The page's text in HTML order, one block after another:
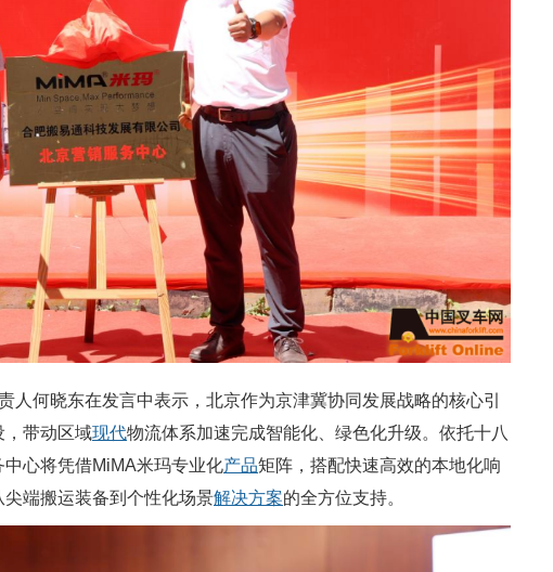
人何晓东在发言中表示，北京作为京津冀协同发展战略的核心引
，带动区域现代物流体系加速完成智能化、绿色化升级。依托十八
心将凭借MiMA米玛专业化产品矩阵，搭配快速高效的本地化响
端搬运装备到个性化场景解决方案的全方位支持。